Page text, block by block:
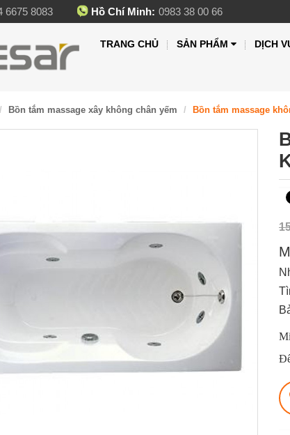
6675 8083 Hồ Chí Minh: 0983 38 00 66
TRANG CHỦ SẢN PHẨM DỊCH
Bồn tắm massage xây không chân yếm Bồn tắm massage